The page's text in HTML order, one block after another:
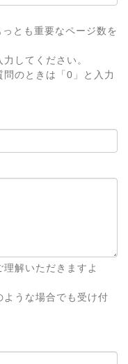
とも重要なページ数を
してください。
のときは「0」と入力
解いただきますよ
ような場合でも受け付